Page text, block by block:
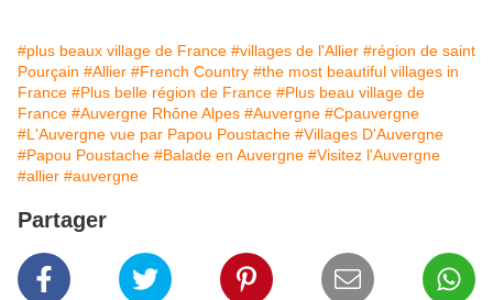
#plus beaux village de France #villages de l'Allier #région de saint
Pourçain #Allier #French Country #the most beautiful villages in
France #Plus belle région de France #Plus beau village de
France #Auvergne Rhône Alpes #Auvergne #Cpauvergne
#L'Auvergne vue par Papou Poustache #Villages D'Auvergne
#Papou Poustache #Balade en Auvergne #Visitez l'Auvergne
#allier #auvergne
Partager